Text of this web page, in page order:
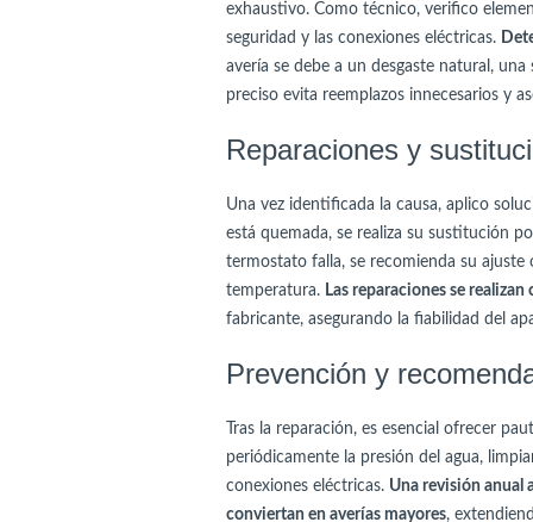
exhaustivo. Como técnico, verifico
seguridad y las conexiones eléctricas.
avería se debe a un desgaste natural,
preciso evita reemplazos innecesarios y
Reparaciones y
Una vez identificada la causa, aplico
está quemada, se realiza su sustitución
termostato falla, se recomienda su
temperatura. Las reparaciones se
fabricante, asegurando la fiabilidad del
Prevención y
Tras la reparación, es esencial ofrecer
periódicamente la presión del agua,
conexiones eléctricas. Una revisión anual
conviertan en averías mayores,